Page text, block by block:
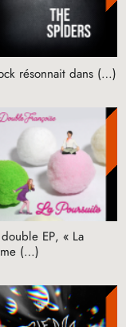
résonnait dans (…)
EP, « La
(…)